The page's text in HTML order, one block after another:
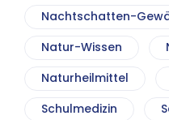
Nachtschatten-
Natur-Wissen
Naturheilmittel
Schulmedizin